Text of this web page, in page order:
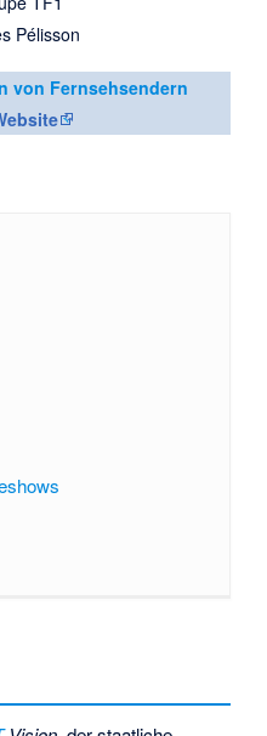
Pélisson
von Fernsehsendern